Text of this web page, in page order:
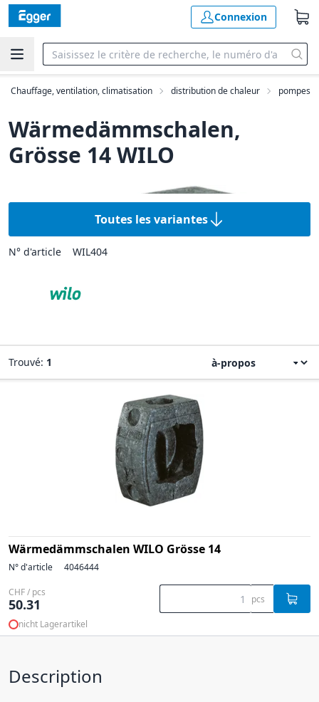
Connexion
Chauffage, ventilation, climatisation distribution de chaleur pompes
Wärmedämmschalen,
Grösse 14 WILO
Toutes les variantes
N° d'article WIL404
Trouvé: 1
Wärmedämmschalen WILO Grösse 14
N° d'article 4046444
CHF / pcs
50.31 pcs
nicht Lagerartikel
Description